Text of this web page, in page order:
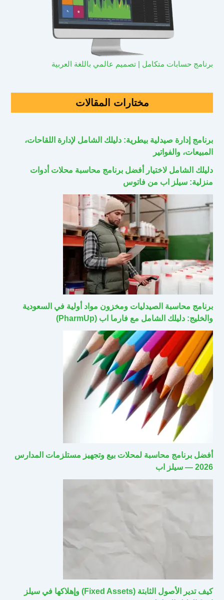
برنامج حسابات متكامل | تصميم عالمي باللغة العربية
مختارات المقالات
برنامج إدارة صيدلية بيطرية: دليلك الشامل لإدارة اللقاحات،
المبيعات، والفواتير
دليلك الشامل لاختيار أفضل برنامج محاسبة محلات أدوات
منزلية: سيلز اب من فاتوس
برنامج محاسبة الصيدليات ومخزون مواد أولية في السعودية
والخليج: دليلك الشامل مع فارما اب (PharmUp)
أفضل برنامج محاسبة لمحلات بيع وتجهيز مستلزمات المدارس
2026 — سيلز اب
كيف تدير الأصول الثابتة (Fixed Assets) وإهلاكها في سيلز